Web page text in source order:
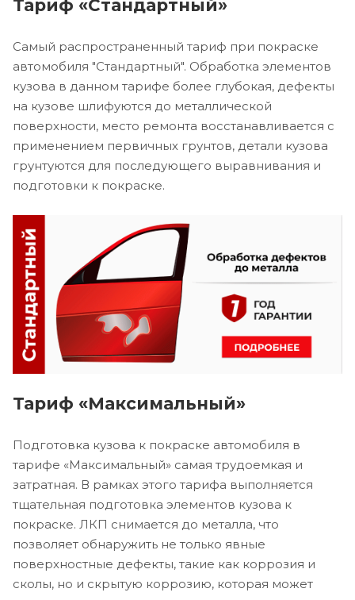
Тариф «Стандартный»
Самый распространенный тариф при покраске
автомобиля "Стандартный". Обработка элементов
кузова в данном тарифе более глубокая, дефекты
на кузове шлифуются до металлической
поверхности, место ремонта восстанавливается с
применением первичных грунтов, детали кузова
грунтуются для последующего выравнивания и
подготовки к покраске.
Тариф «Максимальный»
Подготовка кузова к покраске автомобиля в
тарифе «Максимальный» самая трудоемкая и
затратная. В рамках этого тарифа выполняется
тщательная подготовка элементов кузова к
покраске. ЛКП снимается до металла, что
позволяет обнаружить не только явные
поверхностные дефекты, такие как коррозия и
сколы, но и скрытую коррозию, которая может